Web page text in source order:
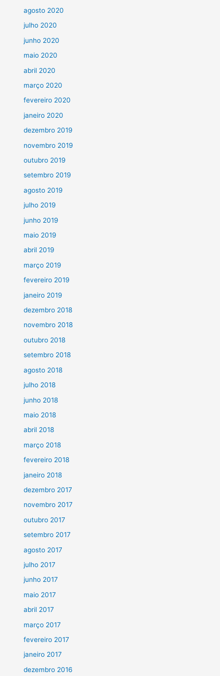
agosto 2020
julho 2020
junho 2020
maio 2020
abril 2020
março 2020
fevereiro 2020
janeiro 2020
dezembro 2019
novembro 2019
outubro 2019
setembro 2019
agosto 2019
julho 2019
junho 2019
maio 2019
abril 2019
março 2019
fevereiro 2019
janeiro 2019
dezembro 2018
novembro 2018
outubro 2018
setembro 2018
agosto 2018
julho 2018
junho 2018
maio 2018
abril 2018
março 2018
fevereiro 2018
janeiro 2018
dezembro 2017
novembro 2017
outubro 2017
setembro 2017
agosto 2017
julho 2017
junho 2017
maio 2017
abril 2017
março 2017
fevereiro 2017
janeiro 2017
dezembro 2016